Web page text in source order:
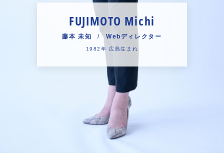
FUJIMOTO Michi
藤本 未知 / Webディレクター
1982年 広島生まれ